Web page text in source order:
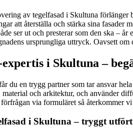
av tegelfasad i Skultuna förlänger
att återställa och stärka sina
ser ut och presterar som den ska –
ursprungliga uttryck. Oavsett
expertis i Skultuna –
du en trygg partner som tar ansvar
material och arkitektur, och använder
via formuläret så återkommer
i Skultuna – tryggt